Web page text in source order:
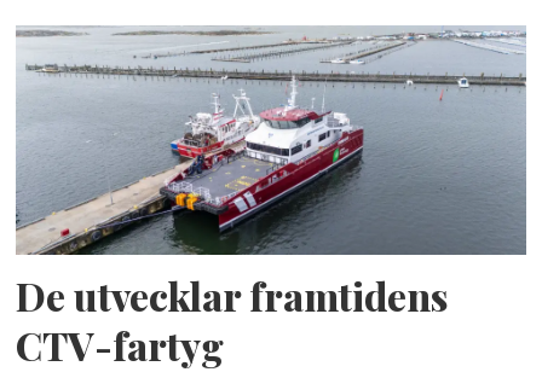
De utvecklar framtidens
CTV-fartyg